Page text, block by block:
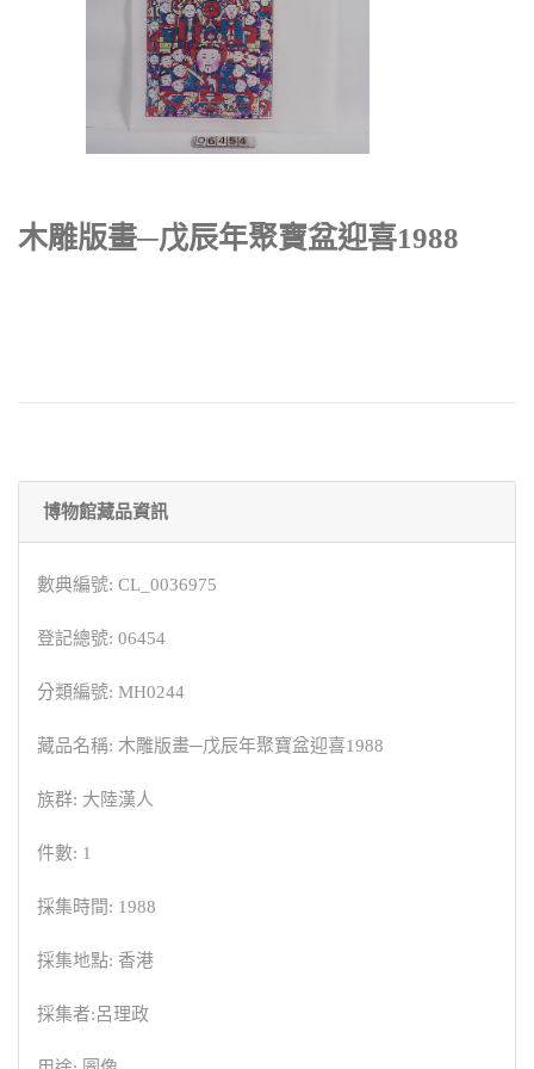
木雕版畫─戊辰年聚寶盆迎喜1988
博物館藏品資訊
數典編號: CL_0036975
登記總號: 06454
分類編號: MH0244
藏品名稱: 木雕版畫─戊辰年聚寶盆迎喜1988
族群: 大陸漢人
件數: 1
採集時間: 1988
採集地點: 香港
採集者:呂理政